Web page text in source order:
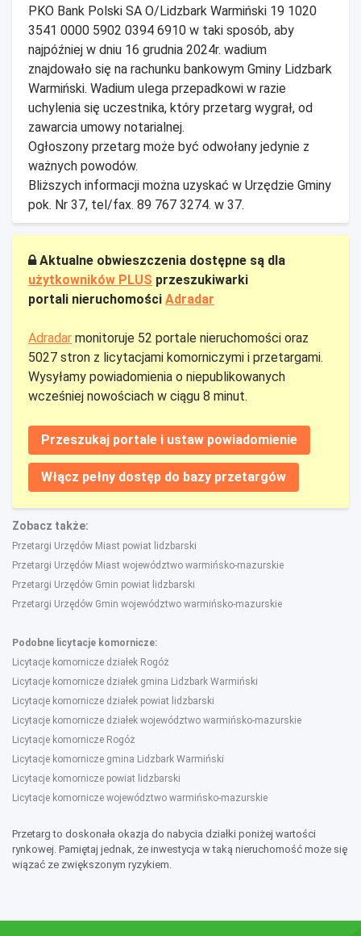
PKO Bank Polski SA O/Lidzbark Warmiński 19 1020
3541 0000 5902 0394 6910 w taki sposób, aby
najpóźniej w dniu 16 grudnia 2024r. wadium
znajdowało się na rachunku bankowym Gminy Lidzbark
Warmiński. Wadium ulega przepadkowi w razie
uchylenia się uczestnika, który przetarg wygrał, od
zawarcia umowy notarialnej.
Ogłoszony przetarg może być odwołany jedynie z
ważnych powodów.
Bliższych informacji można uzyskać w Urzędzie Gminy
pok. Nr 37, tel/fax. 89 767 3274. w 37.
Aktualne obwieszczenia dostępne są dla
użytkowników PLUS przeszukiwarki
portali nieruchomości Adradar
Adradar monitoruje 52 portale nieruchomości oraz
5027 stron z licytacjami komorniczymi i przetargami.
Wysyłamy powiadomienia o niepublikowanych
wcześniej nowościach w ciągu 8 minut.
Przeszukaj portale i ustaw powiadomienie
Włącz pełny dostęp do bazy przetargów
Zobacz także:
Przetargi Urzędów Miast powiat lidzbarski
Przetargi Urzędów Miast województwo warmińsko-mazurskie
Przetargi Urzędów Gmin powiat lidzbarski
Przetargi Urzędów Gmin województwo warmińsko-mazurskie
Podobne licytacje komornicze:
Licytacje komornicze działek Rogóż
Licytacje komornicze działek gmina Lidzbark Warmiński
Licytacje komornicze działek powiat lidzbarski
Licytacje komornicze działek województwo warmińsko-mazurskie
Licytacje komornicze Rogóż
Licytacje komornicze gmina Lidzbark Warmiński
Licytacje komornicze powiat lidzbarski
Licytacje komornicze województwo warmińsko-mazurskie
Przetarg to doskonała okazja do nabycia działki poniżej wartości
rynkowej. Pamiętaj jednak, że inwestycja w taką nieruchomość może się
wiązać ze zwiększonym ryzykiem.